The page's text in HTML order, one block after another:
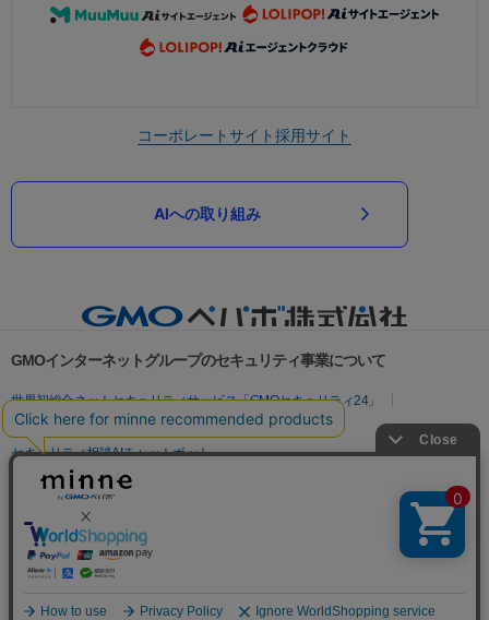
コーポレートサイト採用サイト
AIへの取り組み
GMOインターネットグループのセキュリティ事業について
世界初総合ネットセキュリティサービス「GMOセキュリティ24」
パスワード漏洩診断
Webサイトリスク診断
セキュリティ相談AIチャットボット
実在証明・盗聴対策
サイバー攻撃対策（GMO Flatt Security）
セキュリティ事業の軌跡